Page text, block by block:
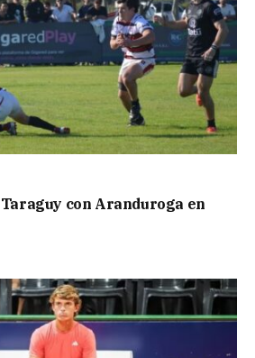
con Aranduroga en